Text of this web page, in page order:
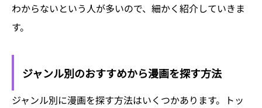
わからないという人が多いので、細かく紹介していきま
す。
ジャンル別のおすすめから漫画を探す方法
ジャンル別に漫画を探す方法はいくつかあります。トッ